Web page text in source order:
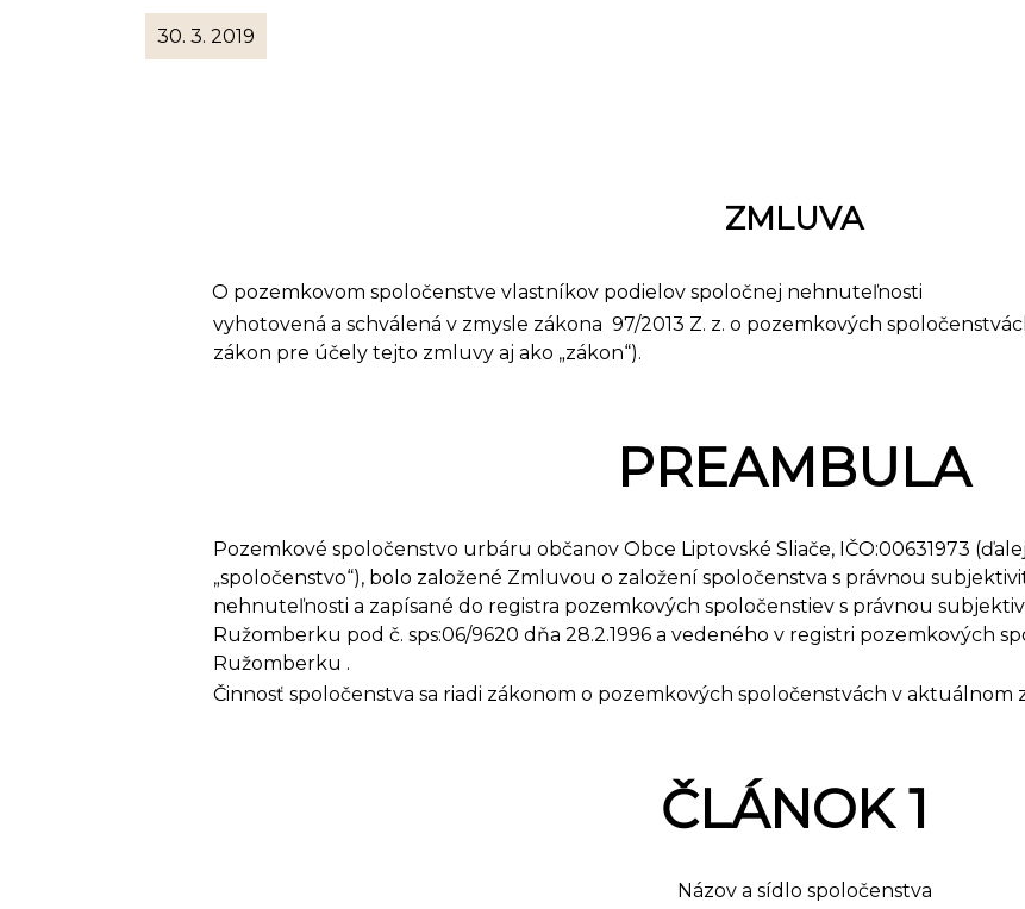
30. 3. 2019
ZMLUVA
O pozemkovom spoločenstve vlastníkov podielov spoločnej nehnuteľnosti
vyhotovená a schválená v zmysle zákona 97/2013 Z. z. o pozemkových
zákon pre účely tejto zmluvy aj ako „zákon“).
PREAMBULA
Pozemkové spoločenstvo urbáru občanov Obce Liptovské Sliače, IČO:00631973
„spoločenstvo“), bolo založené Zmluvou o založení spoločenstva s právnou
nehnuteľnosti a zapísané do registra pozemkových spoločenstiev s právnou
Ružomberku pod č. sps:06/9620 dňa 28.2.1996 a vedeného v registri pozemkových
Ružomberku .
Činnosť spoločenstva sa riadi zákonom o pozemkových spoločenstvách v
ČLÁNOK 1
Názov a sídlo spoločenstva